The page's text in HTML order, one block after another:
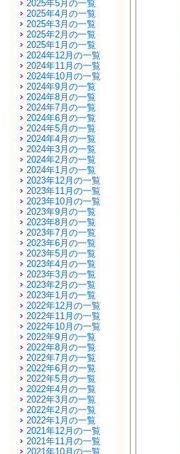
2025年5月の一覧
2025年4月の一覧
2025年3月の一覧
2025年2月の一覧
2025年1月の一覧
2024年12月の一覧
2024年11月の一覧
2024年10月の一覧
2024年9月の一覧
2024年8月の一覧
2024年7月の一覧
2024年6月の一覧
2024年5月の一覧
2024年4月の一覧
2024年3月の一覧
2024年2月の一覧
2024年1月の一覧
2023年12月の一覧
2023年11月の一覧
2023年10月の一覧
2023年9月の一覧
2023年8月の一覧
2023年7月の一覧
2023年6月の一覧
2023年5月の一覧
2023年4月の一覧
2023年3月の一覧
2023年2月の一覧
2023年1月の一覧
2022年12月の一覧
2022年11月の一覧
2022年10月の一覧
2022年9月の一覧
2022年8月の一覧
2022年7月の一覧
2022年6月の一覧
2022年5月の一覧
2022年4月の一覧
2022年3月の一覧
2022年2月の一覧
2022年1月の一覧
2021年12月の一覧
2021年11月の一覧
2021年10月の一覧